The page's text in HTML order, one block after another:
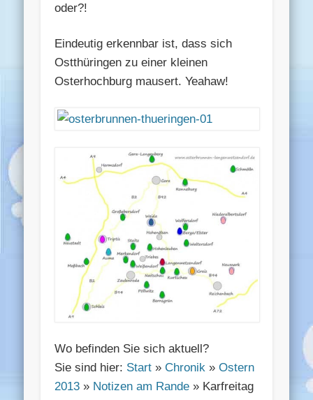
oder?!
Eindeutig erkennbar ist, dass sich
Ostthüringen zu einer kleinen
Osterhochburg mausert. Yeahaw!
Wo befinden Sie sich aktuell?
Sie sind hier: Start »Chronik »Ostern
2013 » Notizen am Rande » Karfreitag